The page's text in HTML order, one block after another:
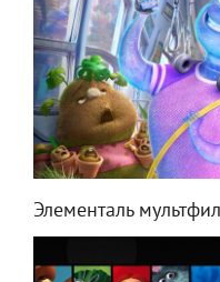
Элементаль